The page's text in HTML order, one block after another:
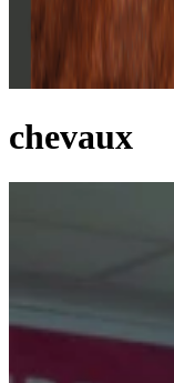
chevaux